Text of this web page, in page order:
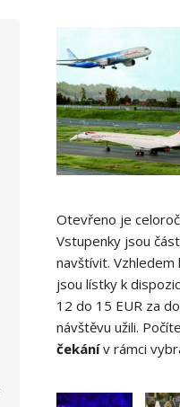
Otevřeno je
Vstupenky jsou
navštívit.
jsou lístky k
12 do 15 EUR za
návštěvu užili.
čekánív rámci